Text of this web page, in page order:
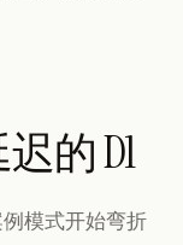
的 D1
模式开始弯折